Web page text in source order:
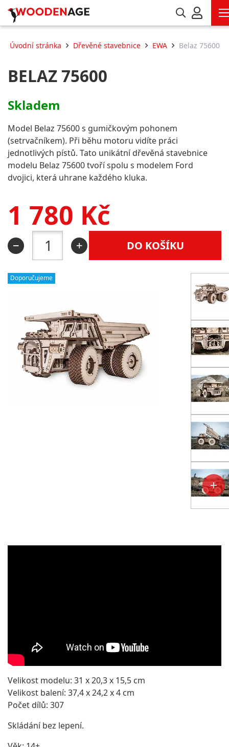
Úvodní stránka Dřevěné stavebnice EWA Belaz 75600
BELAZ 75600
Skladem
Model Belaz 75600 s gumičkovým pohonem
(setrvačníkem). Při běhu motoru vidíte práci
jednotlivých pístů. Tato unikátní dřevěná stavebnice
modelu Belaz 75600 tvoří spolu s modelem Ford
dvojici, která uhrane každého kluka.
1 780 Kč
DO KOŠÍKU
Doporučujeme
Velikost modelu: 31 x 20,3 x 15,5 cm
Velikost balení: 37,4 x 24,2 x 4 cm
Počet dílů: 307
Skládání bez lepení.